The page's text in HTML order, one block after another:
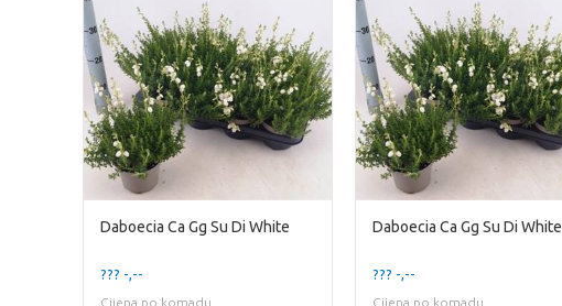
Daboecia Ca Gg Su Di White
??? -,--
Cijena po komadu
Daboecia Ca Gg Su Di White
??? -,--
Cijena po komadu